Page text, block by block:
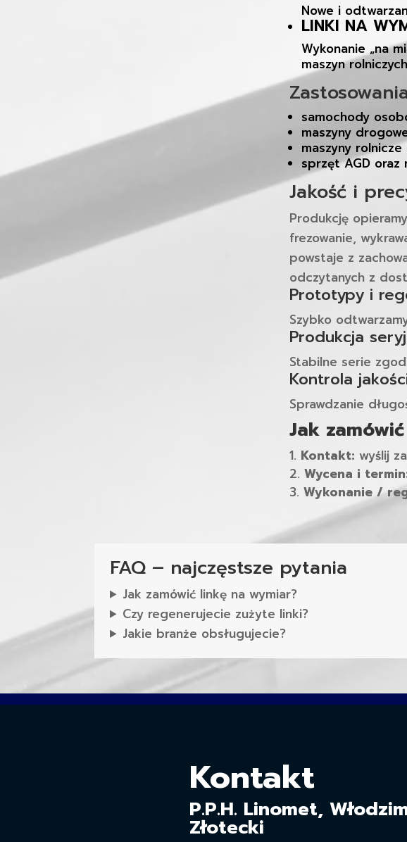
Nowe i
LINKI NA
Wykonanie „na
maszyn
samochody
maszyny
maszyny
sprzęt AGD oraz
Jakość i
Produkcję
frezowanie,
powstaje z
odczytanych z
Prototypy i
Szybko
Produkcja
Stabilne serie
Kontrola
Sprawdzanie
Jak zamówić
Kontakt: wyślij
Wycena i
Wykonanie /
FAQ – najczęstsze pytania
Jak zamówić linkę na wymiar?
Czy regenerujecie zużyte linki?
Jakie branże obsługujecie?
Kontakt
P.P.H. Linomet,
Złotecki